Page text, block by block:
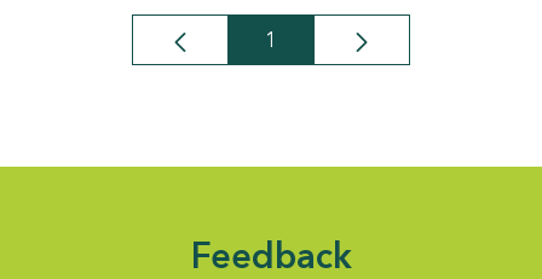
Seite
1
Feedback